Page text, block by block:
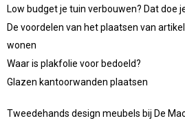
Low budget je tuin verbouwen? Dat doe
De voordelen van het plaatsen van
wonen
Waar is plakfolie voor bedoeld?
Glazen kantoorwanden plaatsen
Tweedehands design meubels bij De